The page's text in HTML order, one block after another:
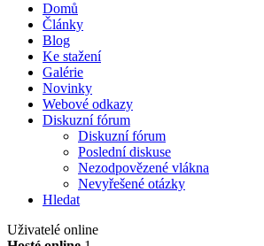
Domů
Články
Blog
Ke stažení
Galérie
Novinky
Webové odkazy
Diskuzní fórum
Diskuzní fórum
Poslední diskuse
Nezodpovězené vlákna
Nevyřešené otázky
Hledat
Uživatelé online